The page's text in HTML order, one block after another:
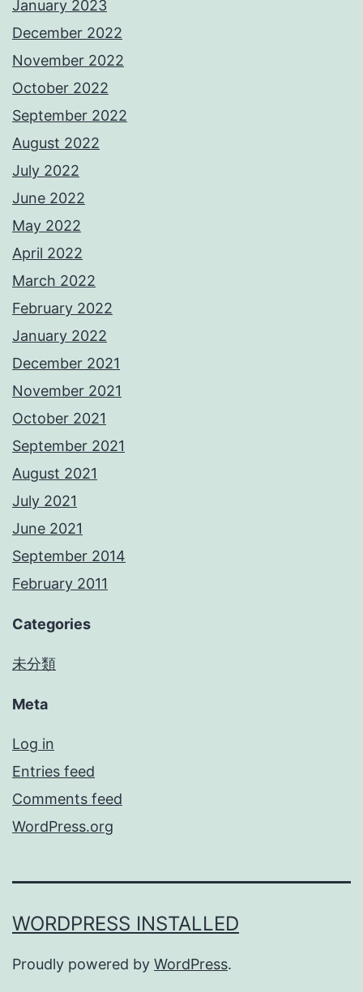
January 2023
December 2022
November 2022
October 2022
September 2022
August 2022
July 2022
June 2022
May 2022
April 2022
March 2022
February 2022
January 2022
December 2021
November 2021
October 2021
September 2021
August 2021
July 2021
June 2021
September 2014
February 2011
Categories
未分類
Meta
Log in
Entries feed
Comments feed
WordPress.org
WORDPRESS INSTALLED
Proudly powered by WordPress.